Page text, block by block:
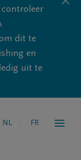
dit te
en
uit te
NL FR